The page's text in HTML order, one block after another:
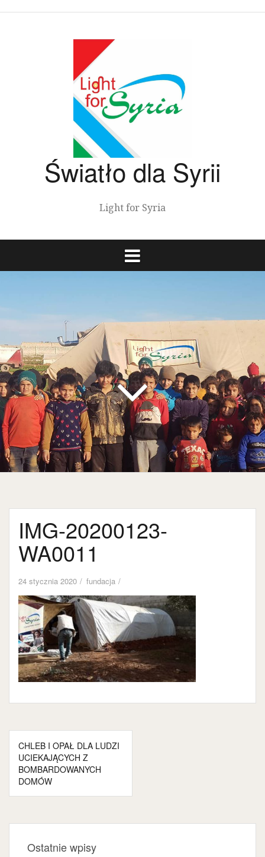
Światło dla Syrii
Light for Syria
IMG-20200123-
WA0011
24 stycznia 2020 fundacja
Nawigacja
wpisu
CHLEB I OPAŁ DLA LUDZI
UCIEKAJĄCYCH Z
BOMBARDOWANYCH
DOMÓW
Ostatnie wpisy